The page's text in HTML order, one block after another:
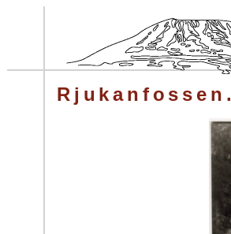
Rjukanfossen.